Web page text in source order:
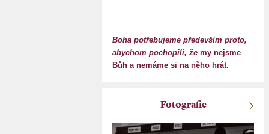
Boha potřebujeme především proto,
abychom pochopili, že my nejsme
Bůh a nemáme si na něho hrát.
Fotografie